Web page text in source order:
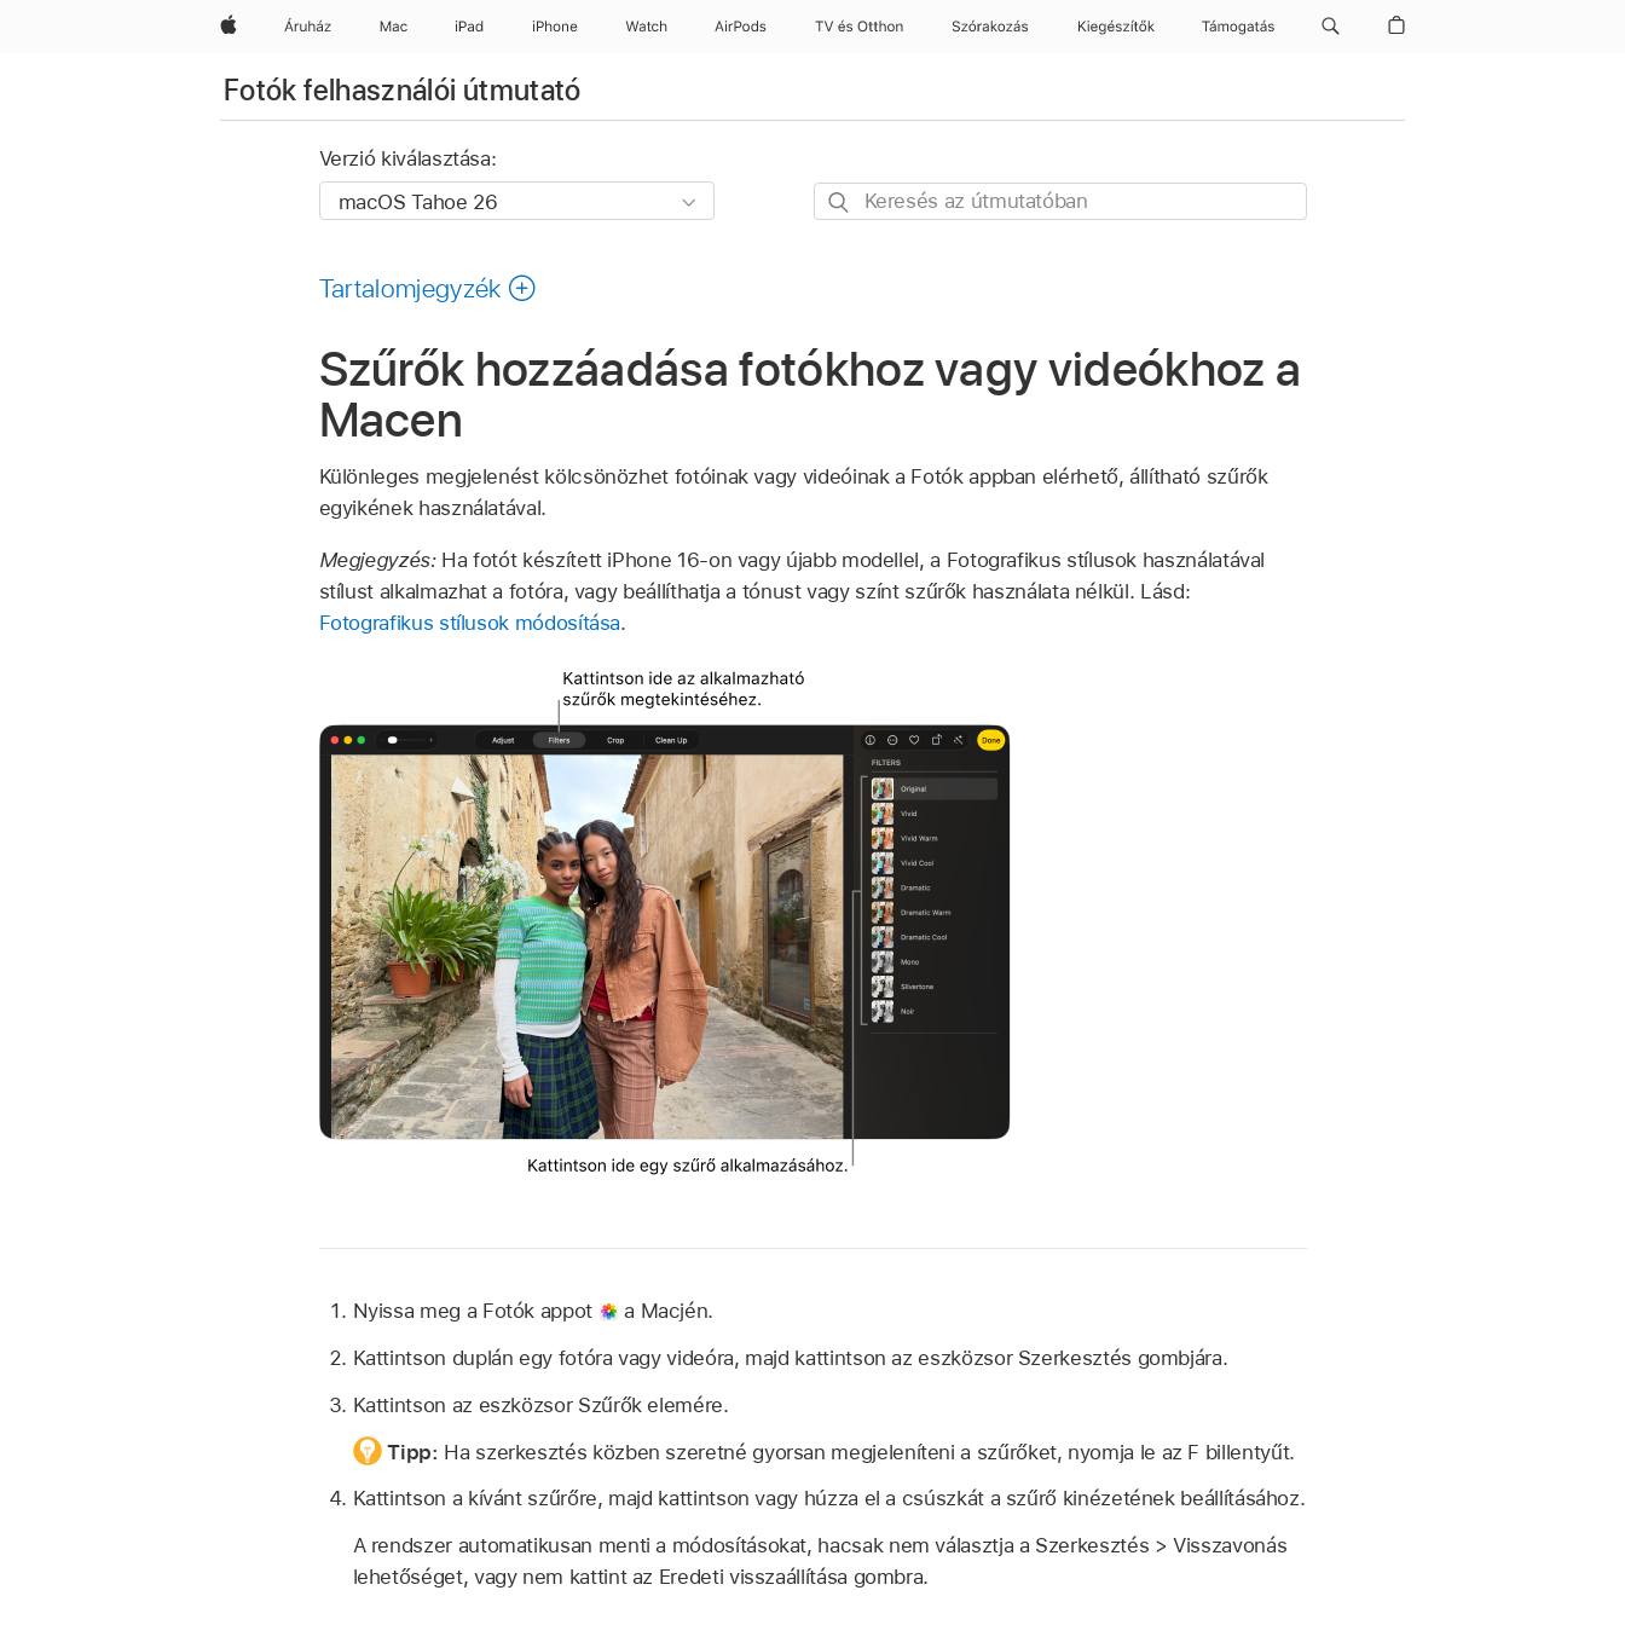
AppleÁruház Mac iPad iPhone Watch AirPods TV és Otthon Szórakozás Kiegészítők Támogatás
Fotók felhasználói útmutató
Verzió kiválasztása:
Keresés
Tartalomjegyzék
Szűrők hozzáadása fotókhoz vagy videókhoz a
Macen
Különleges megjelenést kölcsönözhet fotóinak vagy videóinak a Fotók appban elérhető, állítható szűrők
egyikének használatával.
Megjegyzés: Ha fotót készített iPhone 16-on vagy újabb modellel, a Fotografikus stílusok használatával
stílust alkalmazhat a fotóra, vagy beállíthatja a tónust vagy színt szűrők használata nélkül. Lásd:
Fotografikus stílusok módosítása.
Nyissa meg a Fotók appot
a Macjén.
Kattintson duplán egy fotóra vagy videóra, majd kattintson az eszközsor Szerkesztés gombjára.
Kattintson az eszközsor Szűrők elemére.
Tipp: Ha szerkesztés közben szeretné gyorsan megjeleníteni a szűrőket, nyomja le az F billentyűt.
Kattintson a kívánt szűrőre, majd kattintson vagy húzza el a csúszkát a szűrő kinézetének beállításához.
A rendszer automatikusan menti a módosításokat, hacsak nem választja a Szerkesztés > Visszavonás
lehetőséget, vagy nem kattint az Eredeti visszaállítása gombra.